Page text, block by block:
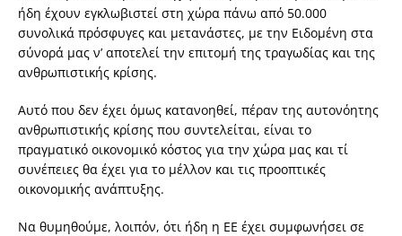
ήδη έχουν εγκλωβιστεί στη χώρα πάνω από 50.000
συνολικά πρόσφυγες και μετανάστες, με την Ειδομένη στα
σύνορά μας ν’ αποτελεί την επιτομή της τραγωδίας και της
ανθρωπιστικής κρίσης.
Αυτό που δεν έχει όμως κατανοηθεί, πέραν της αυτονόητης
ανθρωπιστικής κρίσης που συντελείται, είναι το
πραγματικό οικονομικό κόστος για την χώρα μας και τί
συνέπειες θα έχει για το μέλλον και τις προοπτικές
οικονομικής ανάπτυξης.
Να θυμηθούμε, λοιπόν, ότι ήδη η ΕΕ έχει συμφωνήσει σε